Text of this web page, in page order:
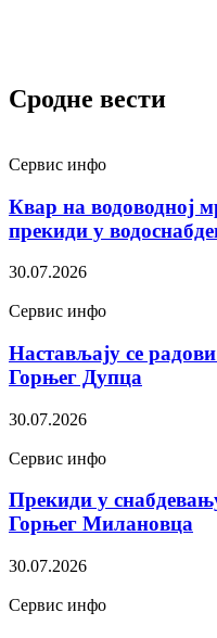
Сродне вести
Сервис инфо
Квар на водоводној
прекиди у
30.07.2026
Сервис инфо
Настављају се
Горњег Дупца
30.07.2026
Сервис инфо
Прекиди у
Горњег Милановца
30.07.2026
Сервис инфо